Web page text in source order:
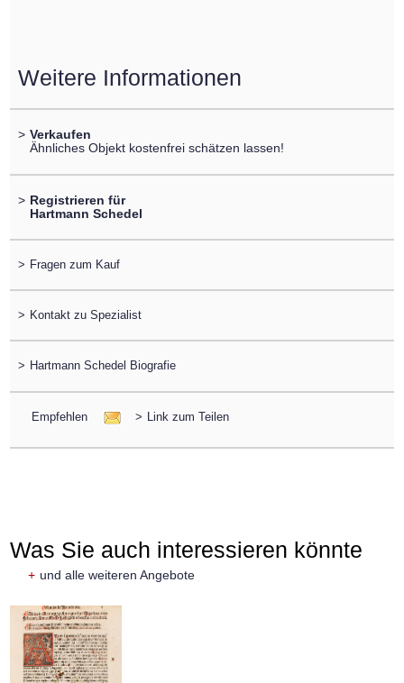
Weitere Informationen
> Verkaufen
Ähnliches Objekt kostenfrei schätzen lassen!
> Registrieren für
Hartmann Schedel
> Fragen zum Kauf
> Kontakt zu Spezialist
> Hartmann Schedel Biografie
Empfehlen > Link zum Teilen
Was Sie auch interessieren könnte
+ und alle weiteren Angebote